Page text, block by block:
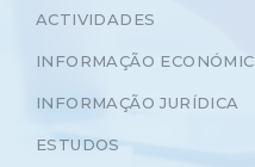
ACTIVIDADES
INFORMAÇÃO
INFORMAÇÃO JURÍDICA
ESTUDOS